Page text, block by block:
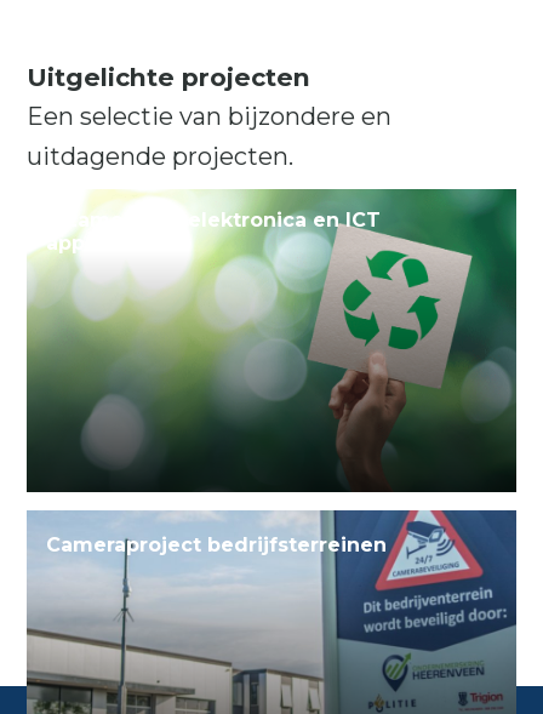
Uitgelichte projecten
Een selectie van bijzondere en
uitdagende projecten.
Inzamelactie elektronica en ICT
apparatuur
Cameraproject bedrijfsterreinen